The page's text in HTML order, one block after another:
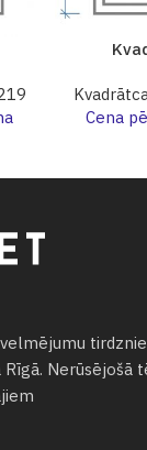
Cena
Nerūsējošā